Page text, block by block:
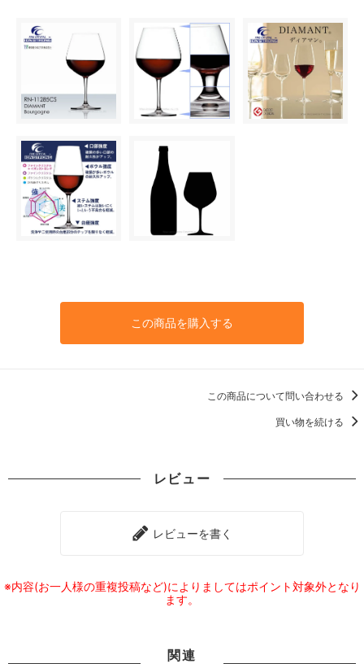
この商品を購入する
この商品について問い合わせる
買い物を続ける
レビュー
レビューを書く
※内容(お一人様の重複投稿など)によりましてはポイント対象外となり
ます。
関連